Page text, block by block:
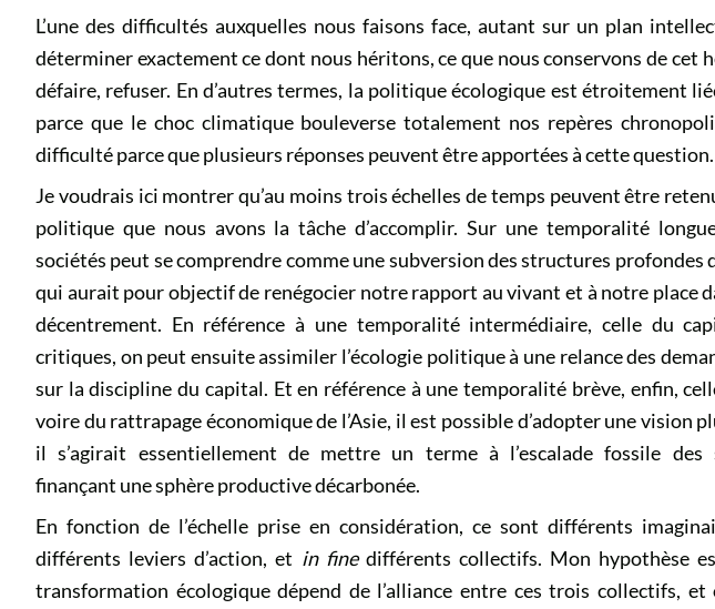
L’une des difficultés auxquelles nous faisons face, autant sur un plan
déterminer exactement ce dont nous héritons, ce que nous conservons de cet
défaire, refuser. En d’autres termes, la politique écologique est étroitement
parce que le choc climatique bouleverse totalement nos repères
difficulté parce que plusieurs réponses peuvent être apportées à cette question.
Je voudrais ici montrer qu’au moins trois échelles de temps peuvent être
politique que nous avons la tâche d’accomplir. Sur une temporalité
sociétés peut se comprendre comme une subversion des structures
qui aurait pour objectif de renégocier notre rapport au vivant et à notre place
décentrement. En référence à une temporalité intermédiaire, celle du
critiques, on peut ensuite assimiler l’écologie politique à une relance des
sur la discipline du capital. Et en référence à une temporalité brève, enfin,
voire du rattrapage économique de l’Asie, il est possible d’adopter une vision
il s’agirait essentiellement de mettre un terme à l’escalade fossile des
finançant une sphère productive décarbonée.
En fonction de l’échelle prise en considération, ce sont différents
différents leviers d’action, et in finedifférents collectifs. Mon hypothèse
transformation écologique dépend de l’alliance entre ces trois collectifs,